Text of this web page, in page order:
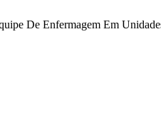
De Enfermagem Em